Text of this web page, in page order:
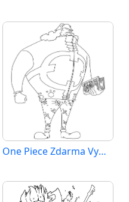
One Piece Zdarma Vymalovatelné